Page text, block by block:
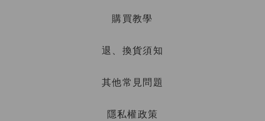
購買教學
退、換貨須知
其他常見問題
隱私權政策